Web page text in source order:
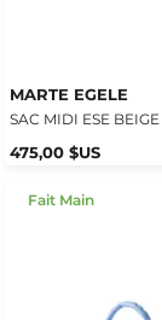
MARTE EGELE
SAC MIDI ESE BEIGE
475,00 $US
Fait Main